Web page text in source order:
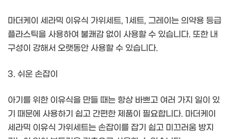
마더케이 세라믹 이유식 가위세트, 1세트, 그레이는 의약용 등급
플라스틱을 사용하여 불쾌감 없이 사용할 수 있습니다. 또한 내
구성이 강해서 오랫동안 사용할 수 있습니다.
3. 쉬운 손잡이
아기를 위한 이유식을 만들 때는 항상 바쁘고 여러 가지 일이 있
기 때문에 사용하기 쉽고 간편한 제품이 필요합니다. 마더케이
세라믹 이유식 가위세트는 손잡이를 잡기 쉽고 미끄러움 방지